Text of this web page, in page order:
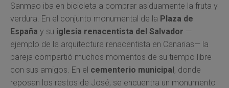
Sanmao iba en bicicleta a comprar asiduamente la fruta y
verdura. En el conjunto monumental de la Plaza de
España y su iglesia renacentista del Salvador —
ejemplo de la arquitectura renacentista en Canarias— la
pareja compartió muchos momentos de su tiempo libre
con sus amigos. En el cementerio municipal, donde
reposan los restos de José, se encuentra un monumento